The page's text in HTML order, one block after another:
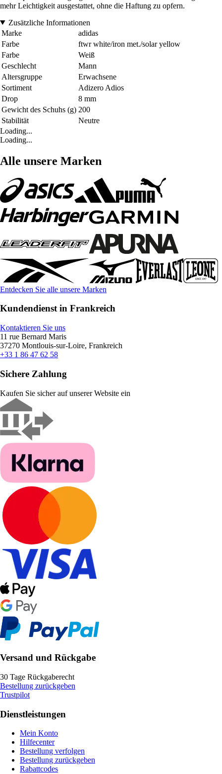
mehr Leichtigkeit ausgestattet, ohne die Haftung zu opfern.
Zusätzliche Informationen
Marke
adidas
Farbe
ftwr white/iron met./solar yellow
Farbe
Weiß
Geschlecht
Mann
Altersgruppe
Erwachsene
Sortiment
Adizero Adios
Drop
8 mm
Gewicht des Schuhs (g) 200
Stabilität
Neutre
Loading...
Loading...
Alle unsere Marken
Entdecken Sie alle unsere Marken
Kundendienst in Frankreich
Kontaktieren Sie uns
11 rue Bernard Maris
37270 Montlouis-sur-Loire, Frankreich
+33 1 86 47 62 58
Sichere Zahlung
Kaufen Sie sicher auf unserer Website ein
Versand und Rückgabe
30 Tage Rückgaberecht
Bestellung zurückgeben
Trustpilot
Dienstleistungen
Mein Konto
Hilfecenter
Bestellung verfolgen
Bestellung zurückgeben
Rabattcodes